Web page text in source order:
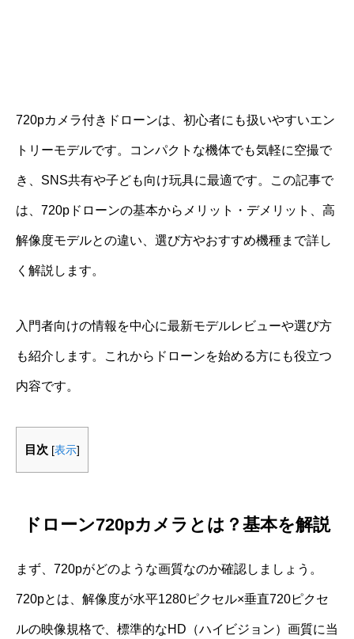
720pカメラ付きドローンは、初心者にも扱いやすいエン
トリーモデルです。コンパクトな機体でも気軽に空撮で
き、SNS共有や子ども向け玩具に最適です。この記事で
は、720pドローンの基本からメリット・デメリット、高
解像度モデルとの違い、選び方やおすすめ機種まで詳し
く解説します。
入門者向けの情報を中心に最新モデルレビューや選び方
も紹介します。これからドローンを始める方にも役立つ
内容です。
目次 [表示]
ドローン720pカメラとは？基本を解説
まず、720pがどのような画質なのか確認しましょう。
720pとは、解像度が水平1280ピクセル×垂直720ピクセ
ルの映像規格で、標準的なHD（ハイビジョン）画質に当